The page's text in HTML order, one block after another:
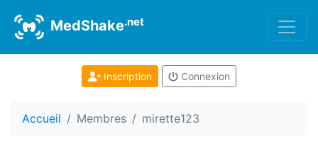
MedShake.net
Inscription Connexion
Accueil Membres mirette123